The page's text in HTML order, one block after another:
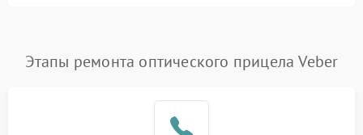
Этапы ремонта оптического прицела Veber